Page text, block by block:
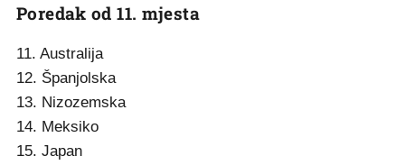
Poredak od 11. mjesta
11. Australija
12. Španjolska
13. Nizozemska
14. Meksiko
15. Japan